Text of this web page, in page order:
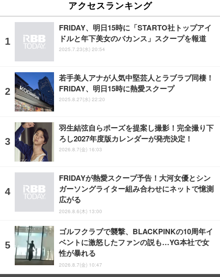
アクセスランキング
FRIDAY、明日15時に「STARTO社トップアイ
ドルと年下美女のバカンス」スクープを報道
2025.7.23(水) 20:54
若手美人アナが人気中堅芸人とラブラブ同棲！
FRIDAY、明日15時に熱愛スクープ
2025.8.27(水) 22:20
羽生結弦自らポーズを提案し撮影！完全撮り下
ろし2027年度版カレンダーが発売決定！
2026.8.7(金) 16:03
FRIDAYが熱愛スクープ予告！大河女優とシン
ガーソングライター組み合わせにネットで憶測
広がる
2026.8.6(木) 13:00
ゴルフクラブで襲撃、BLACKPINKの10周年イ
ベントに激怒したファンの説も…YG本社で女
性が暴れる
2026.8.7(金) 10:47